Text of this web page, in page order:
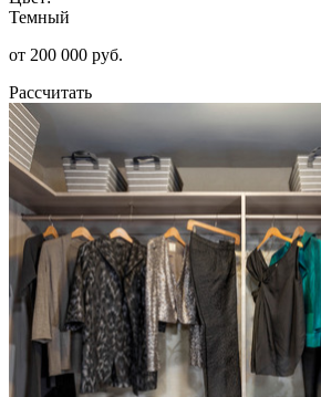
Темный
от 200 000 руб.
Рассчитать